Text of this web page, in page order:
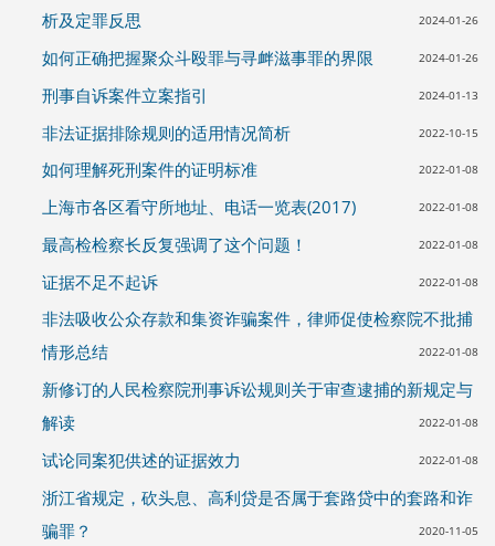
析及定罪反思
2024-01-26
如何正确把握聚众斗殴罪与寻衅滋事罪的界限 2024-01-26
刑事自诉案件立案指引 2024-01-13
非法证据排除规则的适用情况简析 2022-10-15
如何理解死刑案件的证明标准 2022-01-08
上海市各区看守所地址、电话一览表(2017) 2022-01-08
最高检检察长反复强调了这个问题！ 2022-01-08
证据不足不起诉 2022-01-08
非法吸收公众存款和集资诈骗案件，律师促使检察院不批捕
情形总结
2022-01-08
新修订的人民检察院刑事诉讼规则关于审查逮捕的新规定与
解读
2022-01-08
试论同案犯供述的证据效力 2022-01-08
浙江省规定，砍头息、高利贷是否属于套路贷中的套路和诈
骗罪？
2020-11-05